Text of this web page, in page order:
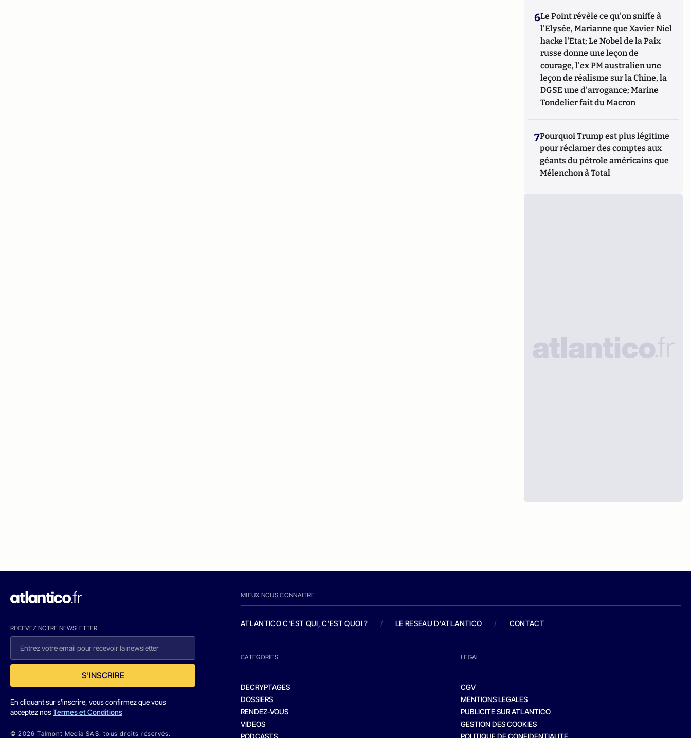
6Le Point révèle ce qu'on sniffe à
l'Elysée, Marianne que Xavier Niel
hacke l'Etat; Le Nobel de la Paix
russe donne une leçon de
courage, l'ex PM australien une
leçon de réalisme sur la Chine, la
DGSE une d'arrogance; Marine
Tondelier fait du Macron
7Pourquoi Trump est plus légitime
pour réclamer des comptes aux
géants du pétrole américains que
Mélenchon à Total
RECEVEZ NOTRE NEWSLETTER
S'INSCRIRE
En cliquant sur s'inscrire, vous confirmez que vous
acceptez nosTermes et Conditions
© 2026 Talmont Media SAS. tous droits réservés.
MIEUX NOUS CONNAITRE
ATLANTICO C'EST QUI, C'EST QUOI ? / LE RESEAU D'ATLANTICO / CONTACT
CATEGORIES
DECRYPTAGES
DOSSIERS
RENDEZ-VOUS
VIDEOS
PODCASTS
LEGAL
CGV
MENTIONS LEGALES
PUBLICITE SUR ATLANTICO
GESTION DES COOKIES
POLITIQUE DE CONFIDENTIALITE